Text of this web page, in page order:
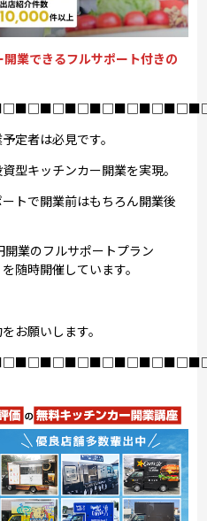
業できるフルサポート付きの
定者は必見です。
型キッチンカー開業を実現。
トで開業前はもちろん開業後
業のフルサポートプラン
随時開催しています。
お願いします。